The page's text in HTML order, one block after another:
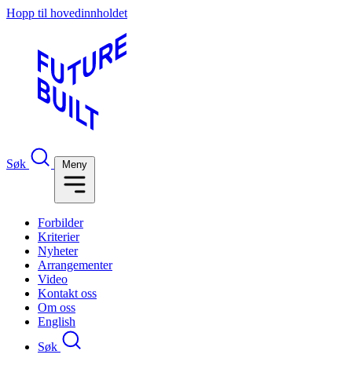
Hopp til hovedinnholdet
Søk Meny
Forbilder
Kriterier
Nyheter
Arrangementer
Video
Kontakt oss
Om oss
English
Søk